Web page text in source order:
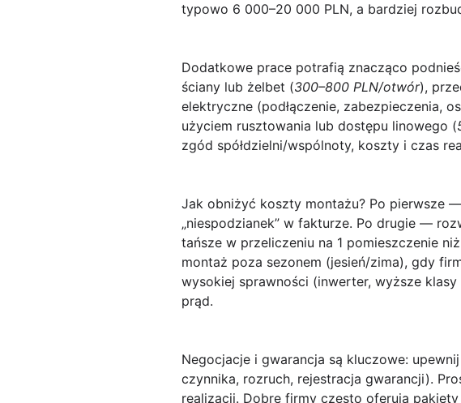
typowo 6 000–20 000 PLN, a bardziej
Dodatkowe prace potrafią znacząco
ściany lub żelbet (300–800 PLN/otwór),
elektryczne (podłączenie, zabezpieczenia,
użyciem rusztowania lub dostępu linowego (
zgód spółdzielni/wspólnoty, koszty i czas
Jak obniżyć koszty montażu? Po pierwsze
„niespodzianek” w fakturze. Po drugie —
tańsze w przeliczeniu na 1 pomieszczenie
montaż poza sezonem (jesień/zima), gdy
wysokiej sprawności (inwerter, wyższe
prąd.
Negocjacje i gwarancja są kluczowe:
czynnika, rozruch, rejestracja gwarancji).
realizacji. Dobre firmy często oferują